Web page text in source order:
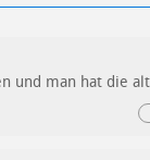
und man hat die